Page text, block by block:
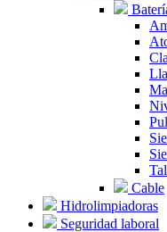
Cable
Hidrolimpiadoras
Seguridad laboral